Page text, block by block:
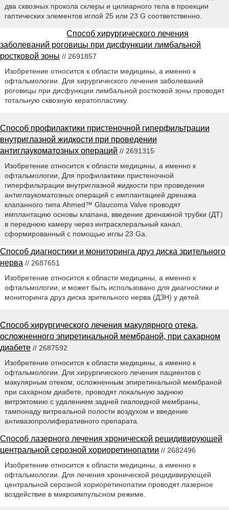
два сквозных прокола склеры и цилиарного тела в проекции
гаптических элементов иглой 25 или 23 G соответственно.
Способ хирургического лечения
заболеваний роговицы при дисфункции лимбальной
ростковой зоны // 2691857
Изобретение относится к области медицины, а именно к
офтальмологии. Для хирургического лечения заболеваний
роговицы при дисфункции лимбальной ростковой зоны проводят
тотальную сквозную кератопластику.
Способ профилактики пристеночной гиперфильтрации
внутриглазной жидкости при проведении
антиглаукоматозных операций // 2691315
Изобретение относится к области медицины, а именно к
офтальмологии, Для профилактики пристеночной
гиперфильтрации внутриглазной жидкости при проведении
антиглаукоматозных операций с имплантацией дренажа
клапанного типа Ahmed™ Glaucoma Valve проводят
имплантацию основы клапана, введение дренажной трубки (ДТ)
в переднюю камеру через интрасклеральный канал,
сформированный с помощью иглы 23 Ga.
Способ диагностики и мониторинга друз диска зрительного
нерва // 2687651
Изобретение относится к области медицины, а именно к
офтальмологии, и может быть использовано для диагностики и
мониторинга друз диска зрительного нерва (ДЗН) у детей.
Способ хирургического лечения макулярного отека,
осложненного эпиретинальной мембраной, при сахарном
диабете // 2687592
Изобретение относится к области медицины, а именно к
офтальмологии. Для хирургического лечения пациентов с
макулярным отеком, осложненным эпиретинальной мембраной
при сахарном диабете, проводят локальную заднюю
витрэктомию с удалением задней гиалоидной мембраны,
тампонаду витреальной полости воздухом и введение
антивазопролиферативного препарата.
Способ лазерного лечения хронической рецидивирующей
центральной серозной хориоретинопатии // 2682496
Изобретение относится к области медицины, а именно к
офтальмологии. Для лечения хронической рецидивирующей
центральной серозной хориоретинопатии проводят лазерное
воздействие в микроимпульсном режиме.